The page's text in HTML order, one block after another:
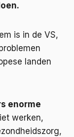
is in de VS,
landen
enorme
werken,